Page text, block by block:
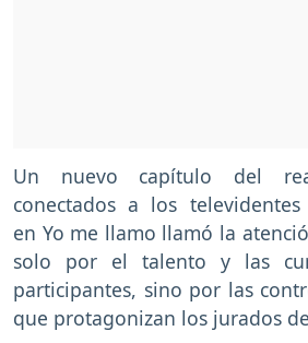
Un nuevo capítulo del
conectados a los
en Yo me llamo llamó la
solo por el talento y las
participantes, sino por las
que protagonizan los jurados